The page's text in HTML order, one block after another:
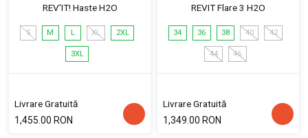
REV'IT! Haste H2O
S M L XL 2XL
3XL
Livrare Gratuită
1,455.00 RON
REVIT Flare 3 H2O
34 36 38 40 42
44 46
Livrare Gratuită
1,349.00 RON